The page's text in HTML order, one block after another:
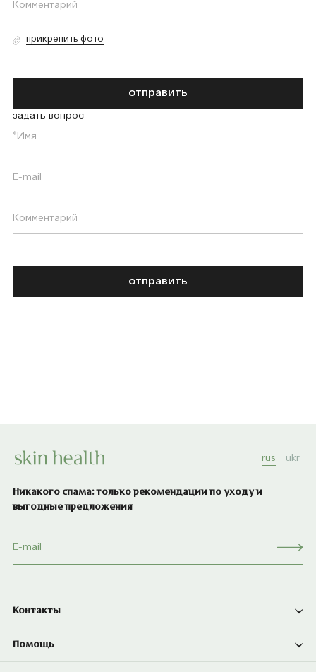
прикрепить фото
отправить
задать вопрос
отправить
rus ukr
Никакого спама: только рекомендации по уходу и
выгодные предложения
Контакты
Помощь